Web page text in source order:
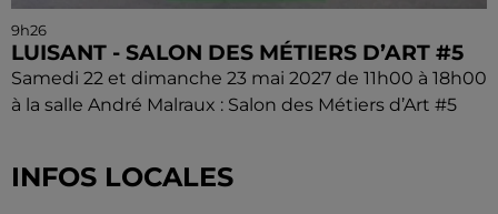
9h26
LUISANT - SALON DES MÉTIERS D’ART #5
Samedi 22 et dimanche 23 mai 2027 de 11h00 à 18h00
à la salle André Malraux : Salon des Métiers d’Art #5
INFOS LOCALES